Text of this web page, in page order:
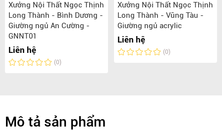
Xưởng Nội Thất Ngọc Thịnh
Long Thành - Bình Dương -
Giường ngủ An Cường -
GNNT01
Liên hệ
(0)
Xưởng Nội Thất Ngọc Thịnh
Long Thành - Vũng Tàu -
Giường ngủ acrylic
Liên hệ
(0)
Mô tả sản phẩm